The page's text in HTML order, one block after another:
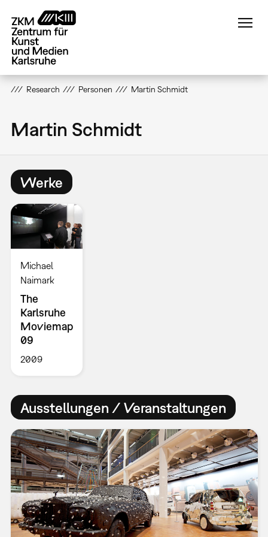
zum
Inhalt
Research Personen Martin Schmidt
Martin Schmidt
Werke
Michael
Naimark
The
Karlsruhe
Moviemap
09
2009
Ausstellungen / Veranstaltungen